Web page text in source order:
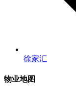
徐家汇
物业地图